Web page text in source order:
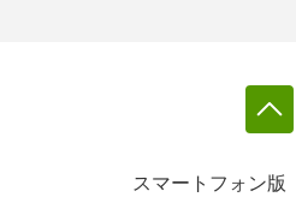
スマートフォン版